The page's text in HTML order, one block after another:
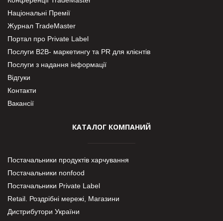
Національні Премії
Журнал TradeMaster
Портал про Private Label
Послуги В2В- маркетингу та PR для клієнтів
Послуги з надання інформації
Відгуки
Контакти
Вакансії
КАТАЛОГ КОМПАНИЙ
Постачальники продуктів харчування
Постачальники nonfood
Постачальники Private Label
Retail. Роздрібні мережі, Магазини
Дистрибутори України